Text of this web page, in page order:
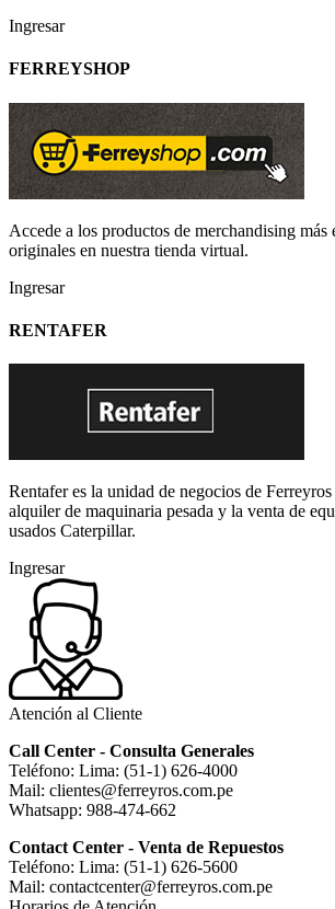
Ingresar
FERREYSHOP
Accede a los productos de merchandising más
originales en nuestra tienda virtual.
Ingresar
RENTAFER
Rentafer es la unidad de negocios de
alquiler de maquinaria pesada y la venta de
usados Caterpillar.
Ingresar
Atención al Cliente
Call Center - Consulta Generales
Teléfono: Lima: (51-1) 626-4000
Mail: clientes@ferreyros.com.pe
Whatsapp: 988-474-662
Contact Center - Venta de Repuestos
Teléfono: Lima: (51-1) 626-5600
Mail: contactcenter@ferreyros.com.pe